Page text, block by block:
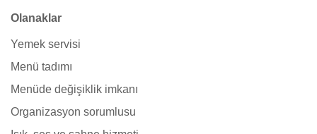
Olanaklar
Yemek servisi
Menü tadımı
Menüde değişiklik imkanı
Organizasyon sorumlusu